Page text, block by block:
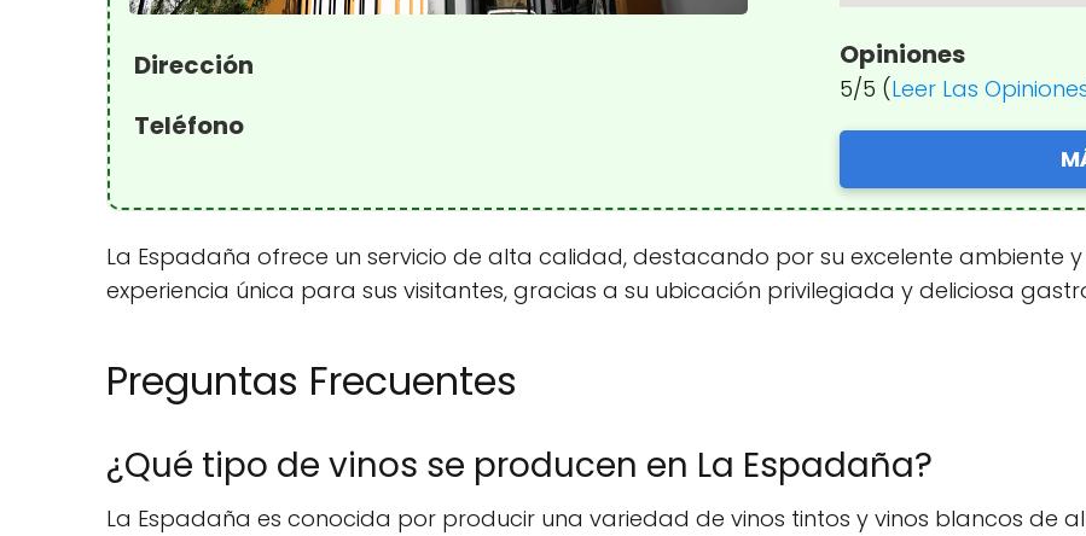
Dirección
Teléfono
Opiniones
5/5 (Leer Las
La Espadaña ofrece un servicio de alta calidad, destacando por su excelente ambiente
experiencia única para sus visitantes, gracias a su ubicación privilegiada y deliciosa
Preguntas Frecuentes
¿Qué tipo de vinos se producen en La Espadaña?
La Espadaña es conocida por producir una variedad de vinos tintos y vinos blancos de